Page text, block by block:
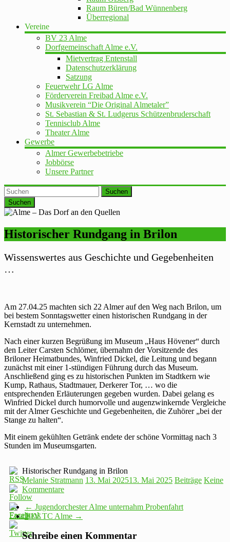
Raum Büren/Bad Wünnenberg
Überregional
Vereine
BV 23 Alme
Dorfgemeinschaft Alme e.V.
Mietvertrag Entenstall
Datenschutzerklärung
Satzung
Feuerwehr LG Alme
Förderverein Freibad Alme e.V.
Musikverein “Die Original Almetaler”
St. Sebastian & St. Ludgerus Schützenbruderschaft
Tennisclub Alme
Theater Alme
Gewerbe
Almer Gewerbebetriebe
Jobbörse
Unsere Partner
Suchen
Historischer Rundgang in Brilon
Wissenswertes aus Geschichte und Gegebenheiten
…
Am 27.04.25 machten sich 22 Almer auf den Weg nach Brilon, um
bei bestem Sonntagswetter einen historischen Rundgang in der
Kernstadt zu unternehmen.
Nach einer kurzen Begrüßung im Museum „Haus Hövener“ durch
den Leiter Carsten Schlömer, übernahm der Vorsitzende des
Briloner Heimatbundes, Winfried Dickel, die Leitung und begann
zunächst mit einer 1-stündigen Führung durch das Museum.
Anschließend ging es zu historischen Punkten im Stadtkern wie
Kump, Rathaus, Stadtmauer, Derkerer Tor, … wo die
entsprechenden Erläuterungen gegeben wurden. Dabei gelang es
Winfried Dickel durch humorvolle und augenzwinkernde Vergleiche
mit der Almer Geschichte und Gegebenheiten, die Zuhörer „bei der
Stange zu halten“.
Mit einem gekühlten Getränk endete der schöne Vormittag nach 3
Stunden im Museumsgarten.
Historischer Rundgang in Brilon
Melanie Stratmann 13. Mai 202513. Mai 2025 Beiträge Keine
Kommentare
← Jugendorchester Alme unternahm Probenfahrt
JHV TC Alme →
Schreibe einen Kommentar